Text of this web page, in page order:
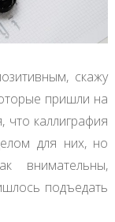
скажу
пришли на
что каллиграфия
для них, но
внимательны,
подъедать